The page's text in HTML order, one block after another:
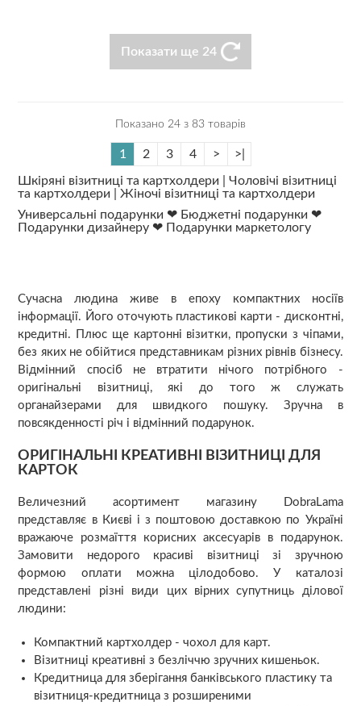
Показати ще 24
Показано 24 з 83 товарів
1 2 3 4 > >|
Шкіряні візитниці та картхолдери |Чоловічі візитниці
та картхолдери |Жіночі візитниці та картхолдери
Универсальні подарунки ❤ Бюджетні подарунки ❤
Подарунки дизайнеру ❤ Подарунки маркетологу
Сучасна людина живе в епоху компактних носіїв
інформації. Його оточують пластикові карти - дисконтні,
кредитні. Плюс ще картонні візитки, пропуски з чіпами,
без яких не обійтися представникам різних рівнів бізнесу.
Відмінний спосіб не втратити нічого потрібного -
оригінальні візитниці, які до того ж служать
органайзерами для швидкого пошуку. Зручна в
повсякденності річ і відмінний подарунок.
ОРИГІНАЛЬНІ КРЕАТИВНІ ВІЗИТНИЦІ ДЛЯ
КАРТОК
Величезний асортимент магазину DobraLama
представляє в Києві і з поштовою доставкою по Україні
вражаюче розмаїття корисних аксесуарів в подарунок.
Замовити недорого красиві візитниці зі зручною
формою оплати можна цілодобово. У каталозі
представлені різні види цих вірних супутниць ділової
людини:
Компактний картхолдер - чохол для карт.
Візитниці креативні з безліччю зручних кишеньок.
Кредитница для зберігання банківського пластику та
візитниця-кредитница з розширеними